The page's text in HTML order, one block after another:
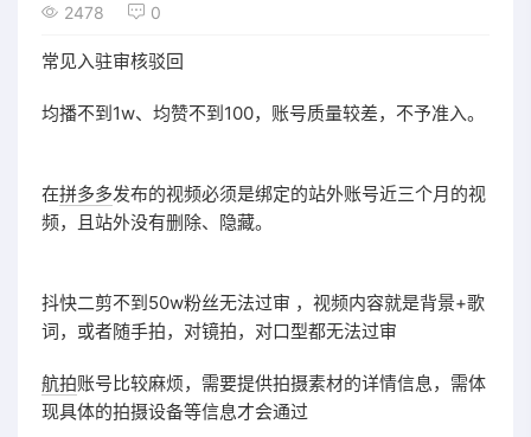
2478
0
常见入驻审核驳回
均播不到1w、均赞不到100，账号质量较差，不予准入。
在拼多多发布的视频必须是绑定的站外账号近三个月的视
频，且站外没有删除、隐藏。
抖快二剪不到50w粉丝无法过审 ，视频内容就是背景+歌
词，或者随手拍，对镜拍，对口型都无法过审
航拍账号比较麻烦，需要提供拍摄素材的详情信息，需体
现具体的拍摄设备等信息才会通过